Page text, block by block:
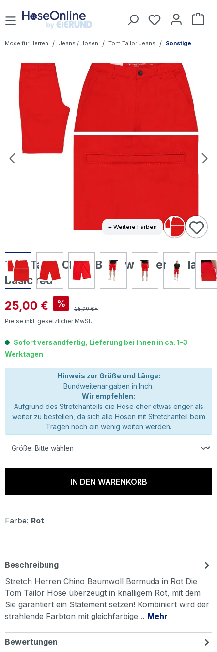
Zum Hauptinhalt springen Du hast 0
Mode für Herren / Jeans / Hosen / Tom Tailor Jeans / Sonstige
Bildergalerie überspringen
+ Weitere Farben
Tom Tailor Chino Baumwoll Bermuda
basic red
Verkaufspreis:
25,00 € %
35,99 €*
Preise inkl. gesetzlicher MwSt.
Sofort versandfertig, Lieferung bei Ihnen in ca. 1-3
Werktagen
Hinweis zur Größe und Länge:
Bundweitenangaben in Inch.
Wir empfehlen:
Aufgrund des Stretchanteils die Hose eher etwas enger als
weiter zu bestellen, da sich alle Hosen mit Stretchanteil beim
Tragen noch ein wenig weiten werden.
IN DEN WARENKORB
Farbe: Rot
Beschreibung
Stretch Herren Chino Baumwoll Bermuda in Rot Die
Tom Tailor Hose überzeugt in knalligem Rot, mit dem
Sie garantiert ein Statement setzen! Kombiniert wird der
strahlende Farbton mit gleichfarbige… Mehr
Bewertungen